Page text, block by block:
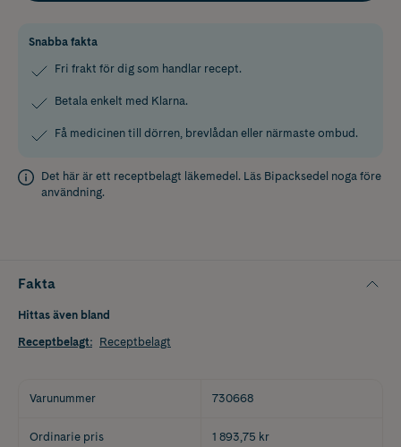
Snabba fakta
Fri frakt för dig som handlar recept.
Betala enkelt med Klarna.
Få medicinen till dörren, brevlådan eller närmaste ombud.
Det här är ett receptbelagt läkemedel. Läs Bipacksedel noga före
användning.
Fakta
Hittas även bland
Receptbelagt: Receptbelagt
Varunummer 730668
Ordinarie pris 1 893,75 kr